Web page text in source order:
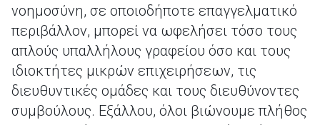
νοημοσύνη, σε οποιοδήποτε επαγγελματικό
περιβάλλον, μπορεί να ωφελήσει τόσο τους
απλούς υπαλλήλους γραφείου όσο και τους
ιδιοκτήτες μικρών επιχειρήσεων, τις
διευθυντικές ομάδες και τους διευθύνοντες
συμβούλους. Εξάλλου, όλοι βιώνουμε πλήθος